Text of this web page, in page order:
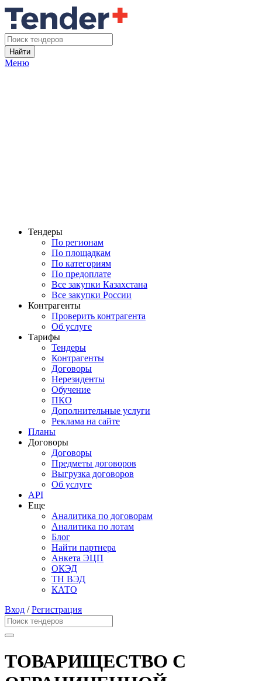
Найти
Меню
Тендеры
По регионам
По площадкам
По категориям
По предоплате
Все закупки Казахстана
Все закупки России
Контрагенты
Проверить контрагента
Об услуге
Тарифы
Тендеры
Контрагенты
Договоры
Нерезиденты
Обучение
ПКО
Дополнительные услуги
Реклама на сайте
Планы
Договоры
Договоры
Предметы договоров
Выгрузка договоров
Об услуге
API
Еще
Аналитика по договорам
Аналитика по лотам
Блог
Найти партнера
Анкета ЭЦП
ОКЭД
ТН ВЭД
КАТО
Вход /Регистрация
ТОВАРИЩЕСТВО С